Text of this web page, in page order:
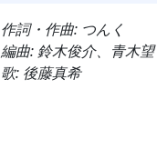
作詞・作曲: つんく
編曲: 鈴木俊介、青木望
歌: 後藤真希